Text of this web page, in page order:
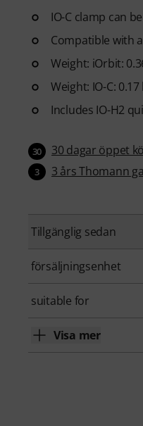
IO-C clamp can
Compatible with
Weight: iOrbit:
Weight: IO-C: 0.17
Includes IO-H2
30 30 dagar öppet
3 3 års Thomann
Tillgänglig sedan
försäljningsenhet
suitable for
Visa mer